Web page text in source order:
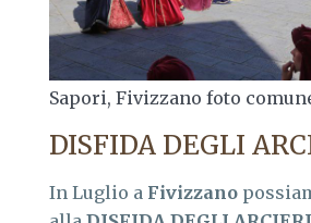
Sapori, Fivizzano foto
DISFIDA DEGLI
In Luglio a Fivizzano